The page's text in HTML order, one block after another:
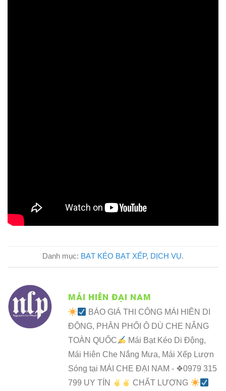
Danh mục: BẠT KÉO BẠT XẾP, DỊCH VỤ.
MÁI HIÊN ĐẠI NAM
BÁO GIÁ THI CÔNG MÁI HIÊN DI
ĐỘNG, PHÂN PHỐI Ô DÙ CHE NẮNG
TOÀN QUỐC
Mái Bạt Kéo Di Động,
Mái Hiên Che Nắng Mưa, Mái Xếp Lượn
Sóng tại MÁI CHE ĐẠI NAM - ❖0979 315
799 UY TÍN
CHẤT LƯỢNG